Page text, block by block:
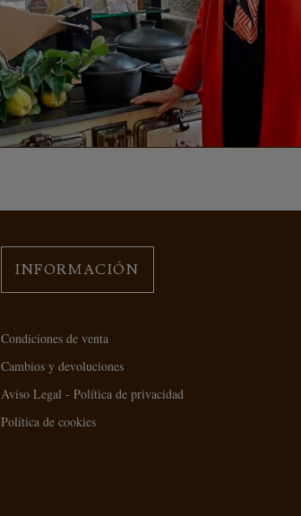
INFORMACIÓN
Condiciones de venta
Cambios y devoluciones
Aviso Legal - Política de privacidad
Política de cookies